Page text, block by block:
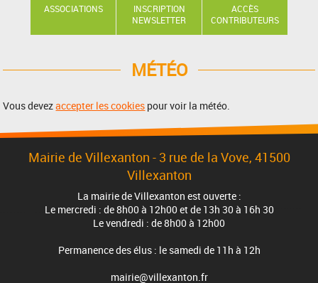
ASSOCIATIONS
INSCRIPTION
NEWSLETTER
ACCÈS
CONTRIBUTEURS
MÉTÉO
Vous devezaccepter les cookies pour voir la météo.
Mairie de Villexanton - 3 rue de la Vove, 41500
Villexanton
La mairie de Villexanton est ouverte :
Le mercredi : de 8h00 à 12h00 et de 13h 30 à 16h 30
Le vendredi : de 8h00 à 12h00
Permanence des élus : le samedi de 11h à 12h
mairie@villexanton.fr